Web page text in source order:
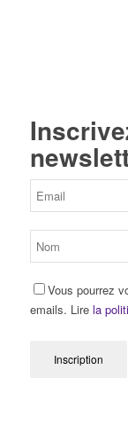
Vous pourrez
emails. Lire la